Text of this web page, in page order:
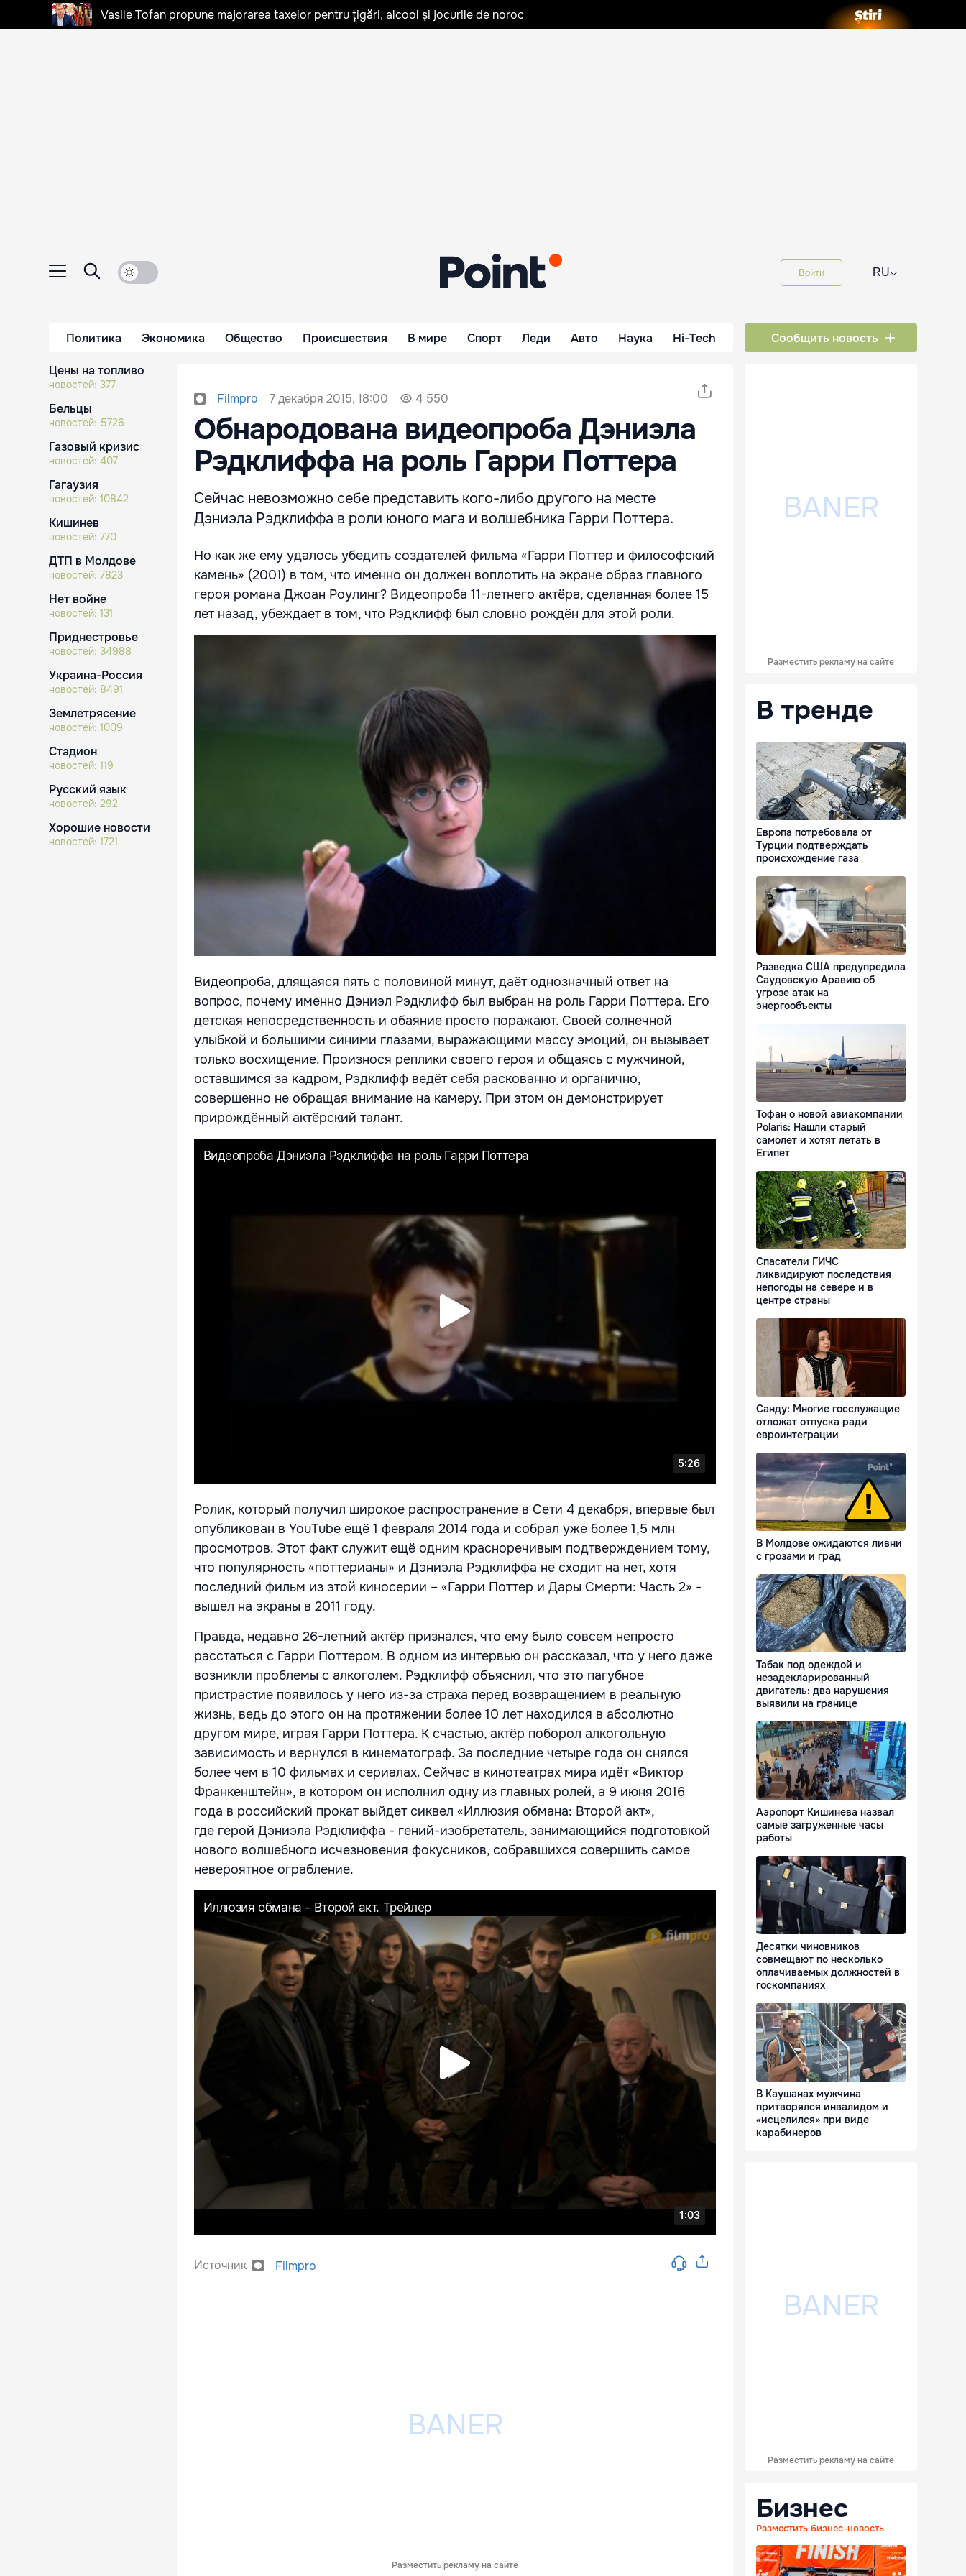
Vasile Tofan propune majorarea taxelor pentru țigări, alcool și jocurile de noroc
Войти RU⌵
Политика Экономика Общество Происшествия В мире Спорт Леди Авто Наука Hi-Tech Сообщить новость
Цены на топливо
новостей: 377
Бельцы
новостей: 5726
Газовый кризис
новостей: 407
Гагаузия
новостей: 10842
Кишинев
новостей: 770
ДТП в Молдове
новостей: 7823
Нет войне
новостей: 131
Приднестровье
новостей: 34988
Украина-Россия
новостей: 8491
Землетрясение
новостей: 1009
Стадион
новостей: 119
Русский язык
новостей: 292
Хорошие новости
новостей: 1721
Filmpro 7 декабря 2015, 18:00 4 550
Обнародована видеопроба Дэниэла
Рэдклиффа на роль Гарри Поттера
Сейчас невозможно себе представить кого-либо другого на месте
Дэниэла Рэдклиффа в роли юного мага и волшебника Гарри Поттера.
Но как же ему удалось убедить создателей фильма «Гарри Поттер и философский
камень» (2001) в том, что именно он должен воплотить на экране образ главного
героя романа Джоан Роулинг? Видеопроба 11-летнего актёра, сделанная более 15
лет назад, убеждает в том, что Рэдклифф был словно рождён для этой роли.
Видеопроба, длящаяся пять с половиной минут, даёт однозначный ответ на
вопрос, почему именно Дэниэл Рэдклифф был выбран на роль Гарри Поттера. Его
детская непосредственность и обаяние просто поражают. Своей солнечной
улыбкой и большими синими глазами, выражающими массу эмоций, он вызывает
только восхищение. Произнося реплики своего героя и общаясь с мужчиной,
оставшимся за кадром, Рэдклифф ведёт себя раскованно и органично,
совершенно не обращая внимание на камеру. При этом он демонстрирует
прирождённый актёрский талант.
Ролик, который получил широкое распространение в Сети 4 декабря, впервые был
опубликован в YouTube ещё 1 февраля 2014 года и собрал уже более 1,5 млн
просмотров. Этот факт служит ещё одним красноречивым подтверждением тому,
что популярность «поттерианы» и Дэниэла Рэдклиффа не сходит на нет, хотя
последний фильм из этой киносерии – «Гарри Поттер и Дары Смерти: Часть 2» -
вышел на экраны в 2011 году.
Правда, недавно 26-летний актёр признался, что ему было совсем непросто
расстаться с Гарри Поттером. В одном из интервью он рассказал, что у него даже
возникли проблемы с алкоголем. Рэдклифф объяснил, что это пагубное
пристрастие появилось у него из-за страха перед возвращением в реальную
жизнь, ведь до этого он на протяжении более 10 лет находился в абсолютно
другом мире, играя Гарри Поттера. К счастью, актёр поборол алкогольную
зависимость и вернулся в кинематограф. За последние четыре года он снялся
более чем в 10 фильмах и сериалах. Сейчас в кинотеатрах мира идёт «Виктор
Франкенштейн», в котором он исполнил одну из главных ролей, а 9 июня 2016
года в российский прокат выйдет сиквел «Иллюзия обмана: Второй акт»,
где герой Дэниэла Рэдклиффа - гений-изобретатель, занимающийся подготовкой
нового волшебного исчезновения фокусников, собравшихся совершить самое
невероятное ограбление.
Источник Filmpro
Разместить рекламу на сайте
Разместить рекламу на сайте
В тренде
Европа потребовала от
Турции подтверждать
происхождение газа
Разведка США предупредила
Саудовскую Аравию об
угрозе атак на
энергообъекты
Тофан о новой авиакомпании
Polaris: Нашли старый
самолет и хотят летать в
Египет
Спасатели ГИЧС
ликвидируют последствия
непогоды на севере и в
центре страны
Санду: Многие госслужащие
отложат отпуска ради
евроинтеграции
В Молдове ожидаются ливни
с грозами и град
Табак под одеждой и
незадекларированный
двигатель: два нарушения
выявили на границе
Аэропорт Кишинева назвал
самые загруженные часы
работы
Десятки чиновников
совмещают по несколько
оплачиваемых должностей в
госкомпаниях
В Каушанах мужчина
притворялся инвалидом и
«исцелился» при виде
карабинеров
Разместить рекламу на сайте
Бизнес
Разместить бизнес-новость